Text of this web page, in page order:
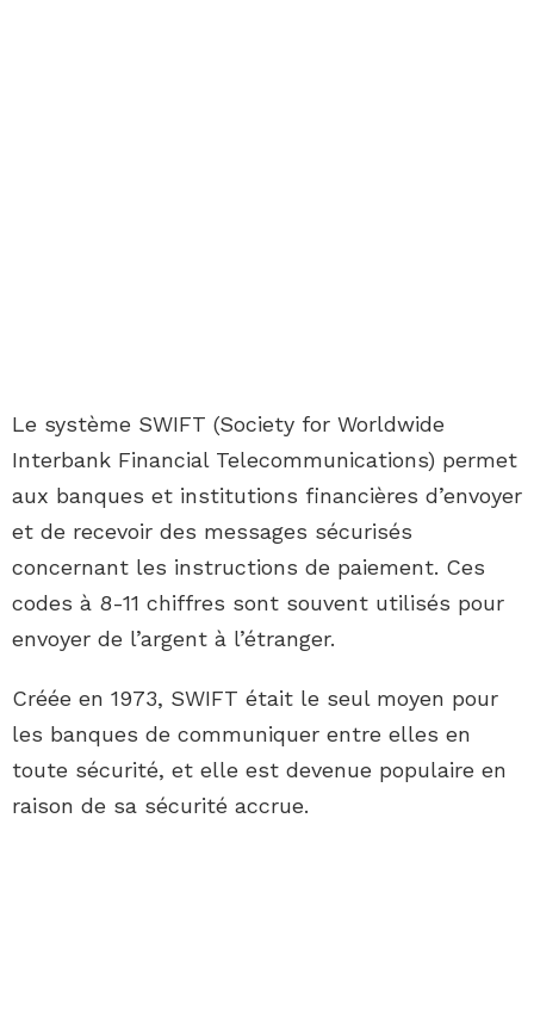
Le système SWIFT (Society for Worldwide
Interbank Financial Telecommunications) permet
aux banques et institutions financières d’envoyer
et de recevoir des messages sécurisés
concernant les instructions de paiement. Ces
codes à 8-11 chiffres sont souvent utilisés pour
envoyer de l’argent à l’étranger.
Créée en 1973, SWIFT était le seul moyen pour
les banques de communiquer entre elles en
toute sécurité, et elle est devenue populaire en
raison de sa sécurité accrue.